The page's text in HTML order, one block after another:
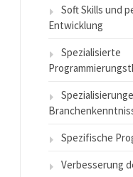
Soft Skills und
Entwicklung
Spezialisierte
Spezifische
Verbesserung